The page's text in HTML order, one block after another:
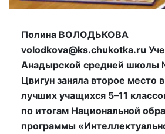
Полина ВОЛОДЬКОВА
volodkova@ks.chukotka.ru
Анадырской средней школы
Цвигун заняла второе место
лучших учащихся 5–11
по итогам Национальной
программы